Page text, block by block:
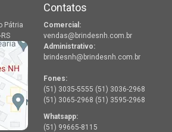
Pátria
Contatos
Comercial:
vendas@brindesnh.com.br
Administrativo:
brindesnh@brindesnh.com.br
Fones:
(51) 3035-5555 (51) 3036-2968
(51) 3065-2968 (51) 3595-2968
Whatsapp:
(51) 99665-8115